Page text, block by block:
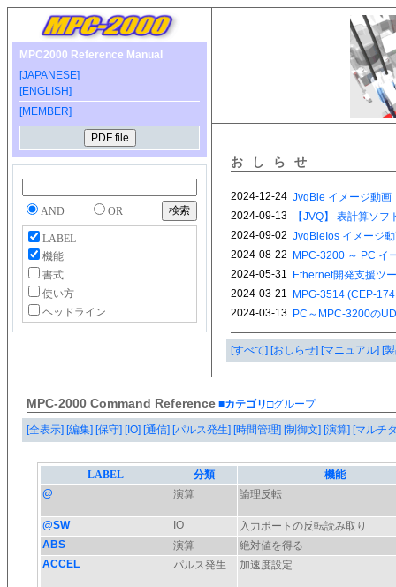
MPC2000 Reference Manual
[JAPANESE]
[ENGLISH]
[MEMBER]
AND OR
LABEL
機能
書式
使い方
ヘッドライン
おしらせ
[すべて] [おしらせ] [マニュアル] [
MPC-2000 Command Reference ■カテゴリ□グループ
[全表示] [編集] [保守] [IO] [通信] [パルス発生] [時間管理] [制御文] [演算] [マルチ